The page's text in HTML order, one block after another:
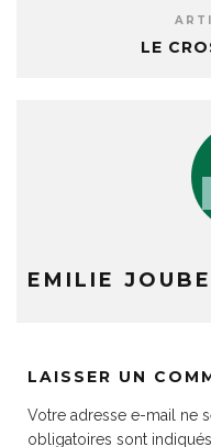
LE
EMILIE
LAISSER UN
Votre adresse e-mail ne
obligatoires sont